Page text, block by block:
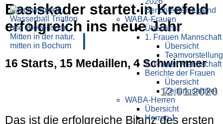
Berichte der Jugend
WABA-Frauen
Übersicht
1. Frauen Mannschaft
Übersicht
Teamvorstellung
2. Frauen Mannschaft
Berichte der Frauen
Übersicht
Zeitungsartikel
WABA-Herren
Übersicht
Herren 1
Basiskader startet in Kre­feld
erfolg­reich ins neue Jahr
16 Starts, 15 Medaillen, 4 Schwimmer
12.01.2020
Das ist die erfolg­reiche Bilanz des ersten